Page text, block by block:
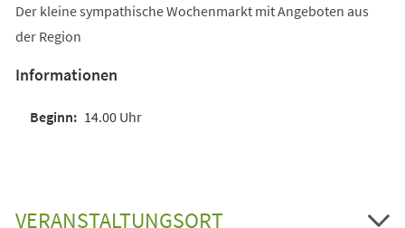
Der kleine sympathische Wochenmarkt mit Angeboten aus
der Region
Informationen
14.00 Uhr
VERANSTALTUNGSORT